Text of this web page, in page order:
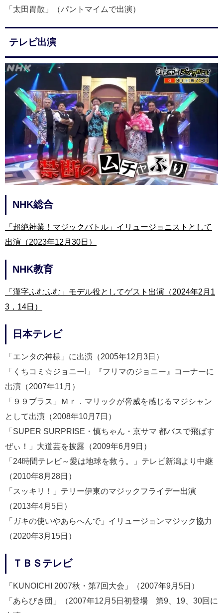
「太田胃散」（パントマイムで出演）
テレビ出演
NHK総合
「超絶神業！マジックバトル」イリュージョニストとして
出演（2023年12月30日）
NHK教育
「漢字ふむふむ」モデル役としてゲスト出演（2024年2月1
3，14日）
日本テレビ
「エンタの神様」に出演（2005年12月3日）
「くちコミ☆ジョニー!」『フリマのジョニー』コーナーに
出演（2007年11月）
「９９プラス」Ｍｒ．マリックが脅威を感じるマジシャン
として出演（2008年10月7日）
「SUPER SURPRISE・慎ちゃん・京サマ 都バスで飛ばす
ぜぃ！」大道芸を披露（2009年6月9日）
「24時間テレビ～愛は地球を救う。」テレビ新潟より中継
（2010年8月28日）
「スッキリ！」テリー伊東のマジックフライデー出演
（2013年4月5日）
「ガキの使いやあらへんで」イリュージョンマジック協力
（2020年3月15日）
ＴＢＳテレビ
「KUNOICHI 2007秋・第7回大会」（2007年9月5日）
「あらびき団」（2007年12月5日初登場 第9、19、30回に